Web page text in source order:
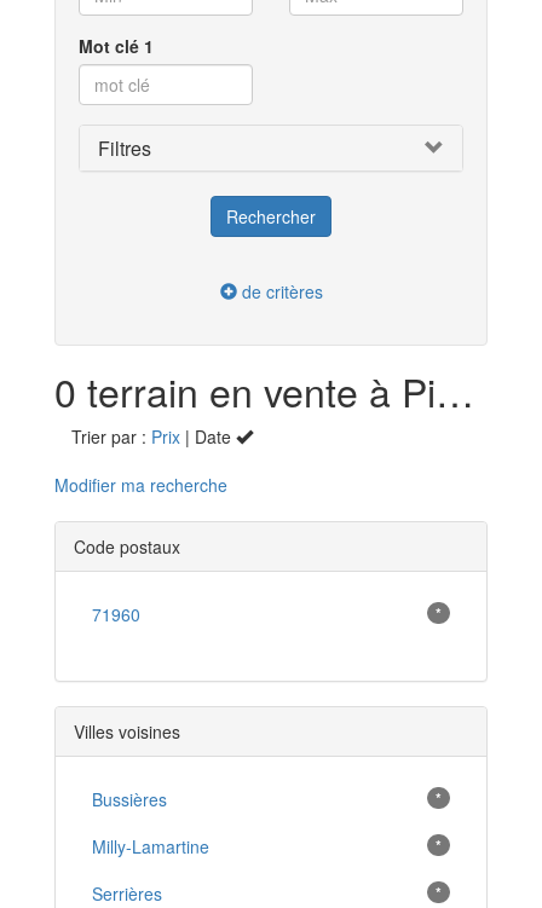
Mot clé 1
Filtres
de critères
0 terrain en vente à Pierreclos (71)
Trier par : Prix | Date
Modifier ma recherche
Code postaux
71960 *
Villes voisines
Bussières *
Milly-Lamartine *
Serrières *